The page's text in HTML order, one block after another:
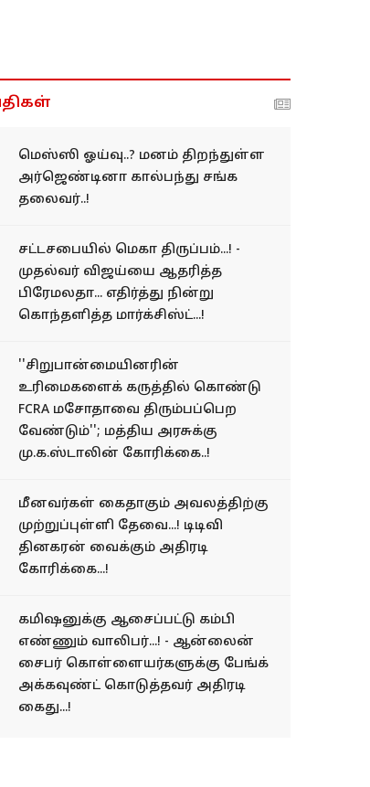
மெஸ்ஸி ஓய்வு..? மனம்
திறந்துள்ள
சட்டசபையில் மெகா திருப்பம்...! -
முதல்வர் விஜய்யை ஆதரித்த
பிரேமலதா... எதிர்த்து நின்று
''சிறுபான்மையினரின்
உரிமைகளைக் கருத்தில் கொண்டு
FCRA மசோதாவை திரும்பப்பெற
வேண்டும்''; மத்திய அரசுக்கு
மீனவர்கள் கைதாகும்
அவலத்திற்கு
முற்றுப்புள்ளி தேவை...!
அதிரடி கோரிக்கை...!
கமிஷனுக்கு ஆசைப்பட்டு
கம்பி எண்ணும் வாலிபர்...!